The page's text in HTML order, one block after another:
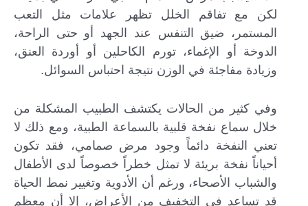
لكن مع تفاقم الخلل تظهر علامات مثل التعب
المستمر، ضيق التنفس عند الجهد أو حتى الراحة،
الدوخة أو الإغماء، تورم الكاحلين أو أوردة العنق،
وزيادة مفاجئة في الوزن نتيجة احتباس السوائل.
وفي كثير من الحالات يكتشف الطبيب المشكلة من
خلال سماع نفخة قلبية بالسماعة الطبية، ومع ذلك لا
تعني النفخة دائماً وجود مرض صمامي، فقد تكون
أحياناً نفخة بريئة لا تمثل خطراً خصوصاً لدى الأطفال
والشباب الأصحاء، ورغم أن الأدوية وتغيير نمط الحياة
قد تساعد في التخفيف من الأعراض، إلا أن معظم